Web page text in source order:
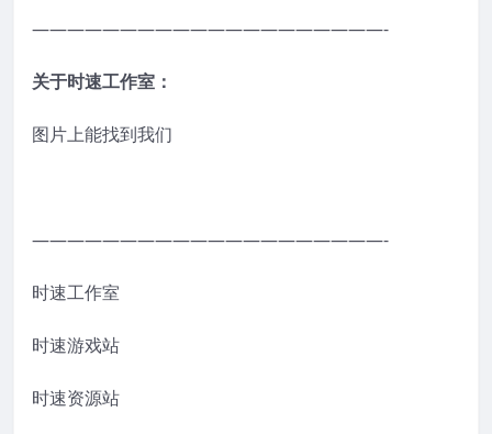
————————————————————-
关于时速工作室：
图片上能找到我们
————————————————————-
时速工作室
时速游戏站
时速资源站